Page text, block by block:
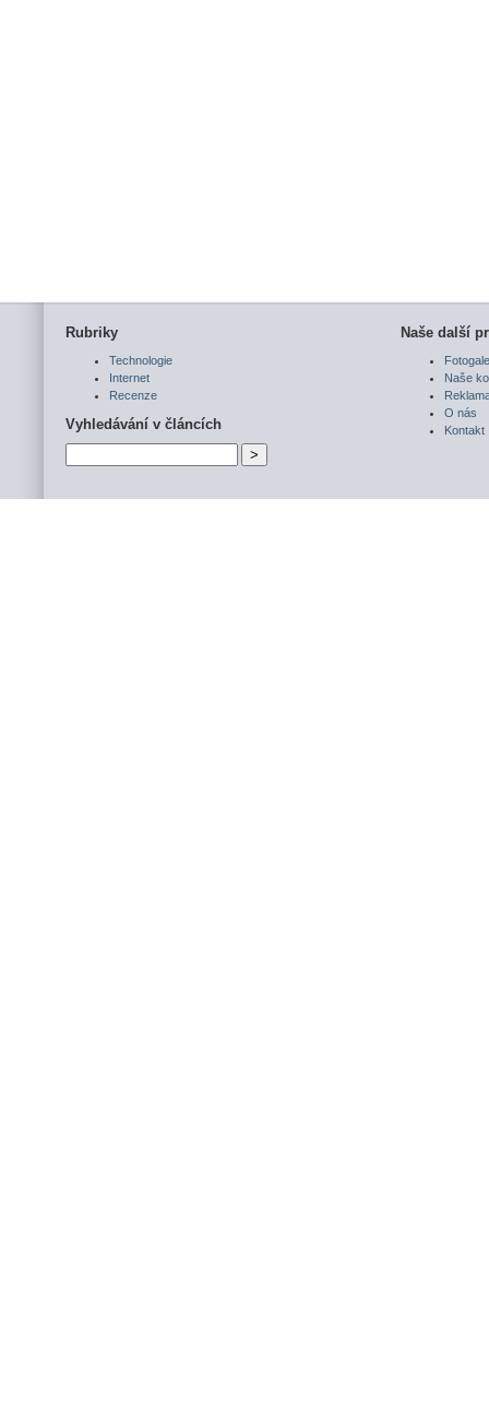
Rubriky
Technologie
Internet
Recenze
Vyhledávání v článcích
Naše další
Naše
O nás
Kontakt